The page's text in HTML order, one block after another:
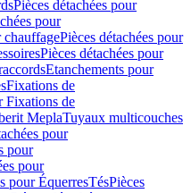
Pièces détachées pour
pour
chauffagePièces détachées pour
Pièces détachées pour
Etanchements pour
Fixations de
Fixations de
MeplaTuyaux multicouches
pour
pour
pour
pour ÉquerresTésPièces